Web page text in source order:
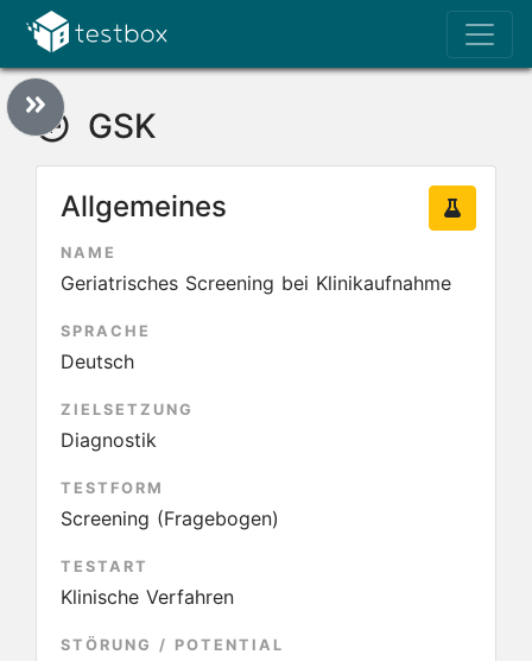
GSK
Allgemeines
NAME
Geriatrisches Screening bei Klinikaufnahme
SPRACHE
Deutsch
ZIELSETZUNG
Diagnostik
TESTFORM
Screening (Fragebogen)
TESTART
Klinische Verfahren
STÖRUNG / POTENTIAL